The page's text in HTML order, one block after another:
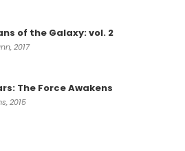
of the Galaxy: vol. 2
2017
The Force Awakens
2015